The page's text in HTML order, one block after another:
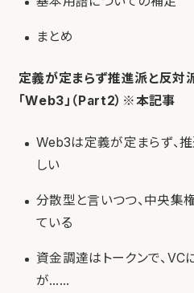
まとめ
定義が定まらず推進派と反対
「Web3」（Part2）※本記事
Web3は定義が定まらず、
しい
分散型と言いつつ、中央集
ている
資金調達はトークンで、
が……